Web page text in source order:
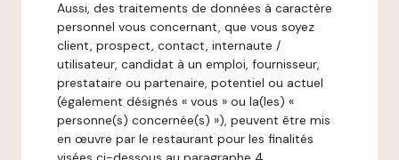
Aussi, des traitements de données à caractère
personnel vous concernant, que vous soyez
client, prospect, contact, internaute /
utilisateur, candidat à un emploi, fournisseur,
prestataire ou partenaire, potentiel ou actuel
(également désignés « vous » ou la(les) «
personne(s) concernée(s) »), peuvent être mis
en œuvre par le restaurant pour les finalités